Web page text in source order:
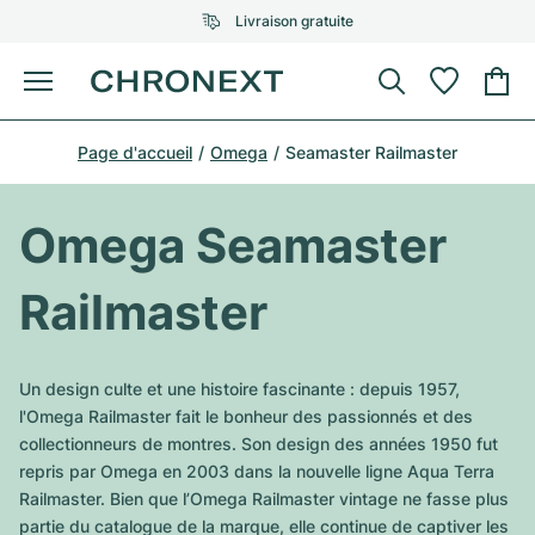
Livraison gratuite
Menu
Acheter une montre
UNE SÉLECTION D'EXCEPTION
Modèles les plus vendus
Air-King
Omega
Tous les modèles Omega
Modèles les plus vendus
Patek Philippe
Tous les modèles Patek Philippe
Modèles les plus vendus
Tous les modèles Audemars Piguet
Cartier
Breitling
Montres d'occasion
Vendre une montre
UNE SÉLECTION D'EXCEPTION
Tiffany
Louis Vuitton
Van Cleef & Arpels
Bvlgari
Nouveautés
Sale
Page d'accueil Omega Seamaster Railmaster
Omega Seamaster
Railmaster
Un design culte et une histoire fascinante : depuis 1957,
l'Omega Railmaster fait le bonheur des passionnés et des
collectionneurs de montres. Son design des années 1950 fut
repris par Omega en 2003 dans la nouvelle ligne Aqua Terra
Railmaster. Bien que l’Omega Railmaster vintage ne fasse plus
partie du catalogue de la marque, elle continue de captiver les